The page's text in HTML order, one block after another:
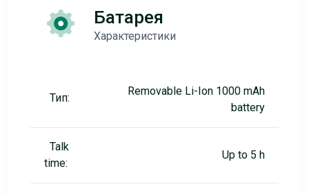
Батарея
Характеристики
Тип:
Removable Li-Ion 1000 mAh
battery
Talk
time:
Up to 5 h